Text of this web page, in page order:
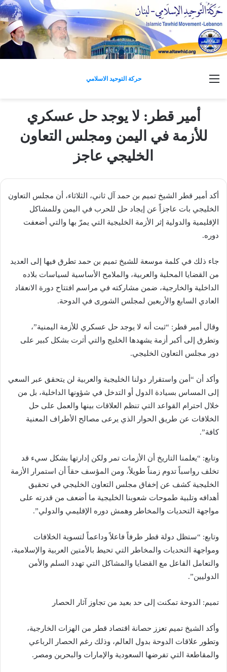
حركة التوحيد الاسلامي
أمير قطر: لا يوجد حل عسكري
للأزمة في اليمن ومجلس التعاون
الخليجي عاجز
أكد أمير قطر الشيخ تميم بن حمد آل ثاني، الثلاثاء، أن مجلس التعاون
الخليجي بات عاجزاً عن إيجاد حل للحرب في اليمن وللمشاكل
الإقليمية والدولية إثر الأزمة الخليجية التي يمرّ بها والتي أضعفت
دوره.
جاء ذلك في كلمة موسعة للشيخ تميم بن حمد تطرق فيها إلى العديد
من القضايا المحلية والعربية، والملامح الأساسية لسياسات بلاده
الداخلية والخارجية، ضمن مشاركته في مراسم افتتاح دورة الانعقاد
العادي السابع والأربعين لمجلس الشورى في الدوحة.
وقال أمير قطر: “ثبت أنه لا يوجد حل عسكري للأزمة اليمنية”،
وتطرق إلى أكبر أزمة يشهدها الخليج والتي أثرت بشكل كبير على
دور مجلس التعاون الخليجي.
وأكد أن “أمن واستقرار دولنا الخليجية والعربية لن يتحقق عبر السعي
إلى المساس بسيادة الدول أو التدخل في شؤونها الداخلية، بل من
خلال احترام القواعد التي تنظم العلاقات بينها والعمل على حل
الخلافات عن طريق الحوار الذي يرعى مصالح الأطراف المعنية
كافة”.
وتابع: “يعلمنا التاريخ أن الأزمات تمر ولكن إدارتها بشكل سيء قد
تخلف رواسباً تدوم زمناً طويلاً، ومن المؤسف حقاً أن استمرار الأزمة
الخليجية كشف عن إخفاق مجلس التعاون الخليجي في تحقيق
أهدافه وتلبية طموحات شعوبنا الخليجية ما أضعف من قدرته على
مواجهة التحديات والمخاطر وهمش دوره الإقليمي والدولي”.
وتابع: “ستظل دولة قطر طرفاً فاعلاً وداعماً لتسوية الخلافات
ومواجهة التحديات والمخاطر التي تحيط بالأمتين العربية والإسلامية،
والتعامل الفاعل مع القضايا والمشاكل التي تهدد السلم والأمن
الدوليين”.
تميم: الدوحة تمكنت إلى حد بعيد من تجاوز آثار الحصار
وأكد الشيخ تميم تعزز حصانة اقتصاد قطر من الهزات الخارجية،
وتطور علاقات الدوحة بدول العالم، وذلك رغم الحصار الرباعي
والمقاطعة التي تفرضها السعودية والإمارات والبحرين ومصر.